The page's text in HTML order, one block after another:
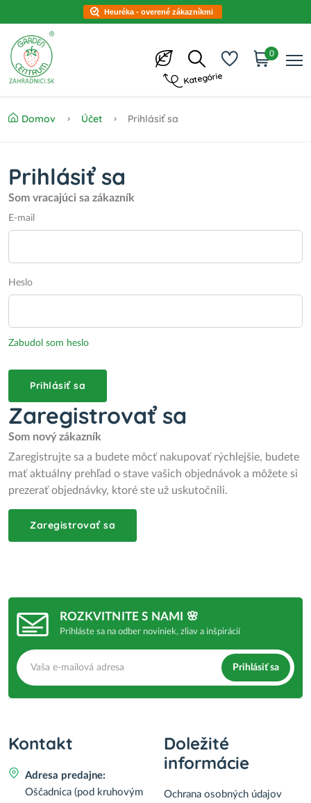
Heuréka - overené zákazníkmi
Kategórie
0
Domov Účet Prihlásiť sa
Prihlásiť sa
Som vracajúci sa zákazník
E-mail
Heslo
Zabudol som heslo
Prihlásiť sa
Zaregistrovať sa
Som nový zákazník
Zaregistrujte sa a budete môcť nakupovať rýchlejšie, budete
mať aktuálny prehľad o stave vašich objednávok a môžete si
prezerať objednávky, ktoré ste už uskutočnili.
Zaregistrovať sa
ROZKVITNITE S NAMI 🌸
Prihláste sa na odber noviniek, zliav a inšpirácií
Prihlásiť sa
Kontakt
Adresa predajne:
Oščadnica (pod kruhovým
Doležité
informácie
Ochrana osobných údajov